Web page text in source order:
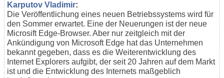
Karputov Vladimir:
Die Veröffentlichung eines neuen Betriebssystems wird für
den Sommer erwartet. Eine der Neuerungen ist der neue
Microsift Edge-Browser. Aber nur zeitgleich mit der
Ankündigung von Microsoft Edge hat das Unternehmen
bekannt gegeben, dass es die Weiterentwicklung des
Internet Explorers aufgibt, der seit 20 Jahren auf dem Markt
ist und die Entwicklung des Internets maßgeblich